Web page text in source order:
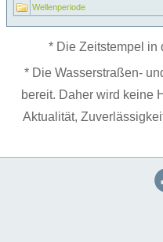
Wellenperiode
* Die Zeitstempel in
* Die Wasserstraßen-
bereit. Daher wird keine
Aktualität,